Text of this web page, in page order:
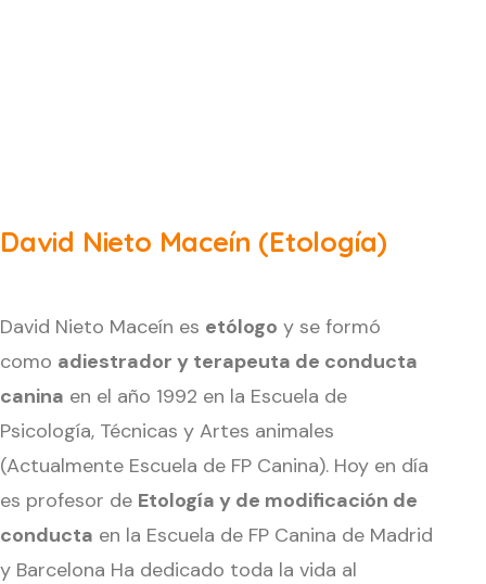
David Nieto Maceín (Etología)
David Nieto Maceín es etólogo y se formó
como adiestrador y terapeuta de conducta
canina en el año 1992 en la Escuela de
Psicología, Técnicas y Artes animales
(Actualmente Escuela de FP Canina). Hoy en día
es profesor de Etología y de modificación de
conducta en la Escuela de FP Canina de Madrid
y Barcelona Ha dedicado toda la vida al